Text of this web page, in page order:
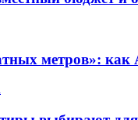
метров»: